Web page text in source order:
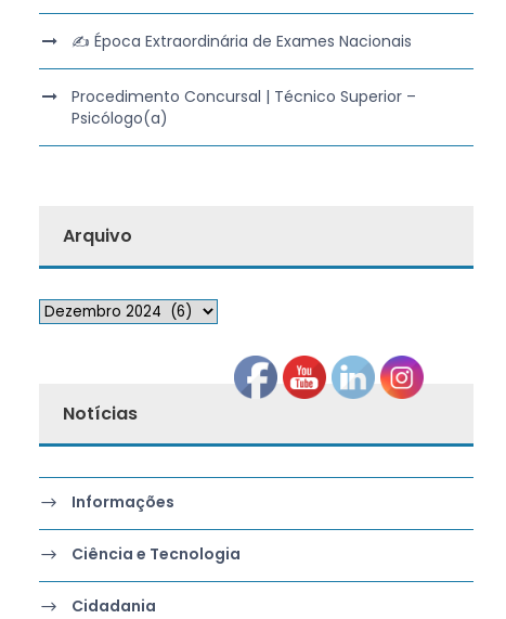
✍️ Época Extraordinária de Exames Nacionais
Procedimento Concursal | Técnico Superior –
Psicólogo(a)
Arquivo
Notícias
Informações
Ciência e Tecnologia
Cidadania